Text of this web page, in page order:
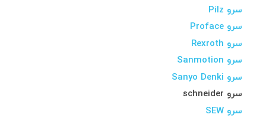
سرو Pilz
سرو Proface
سرو Rexroth
سرو Sanmotion
سرو Sanyo Denki
سرو schneider
سرو SEW